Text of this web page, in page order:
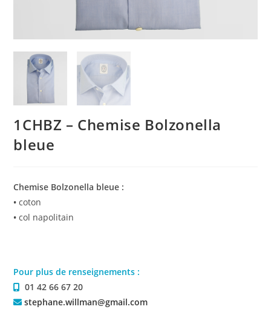
1CHBZ – Chemise Bolzonella
bleue
Chemise Bolzonella bleue :
•coton
•col napolitain
Pour plus de renseignements :
01 42 66 67 20
stephane.willman@gmail.com